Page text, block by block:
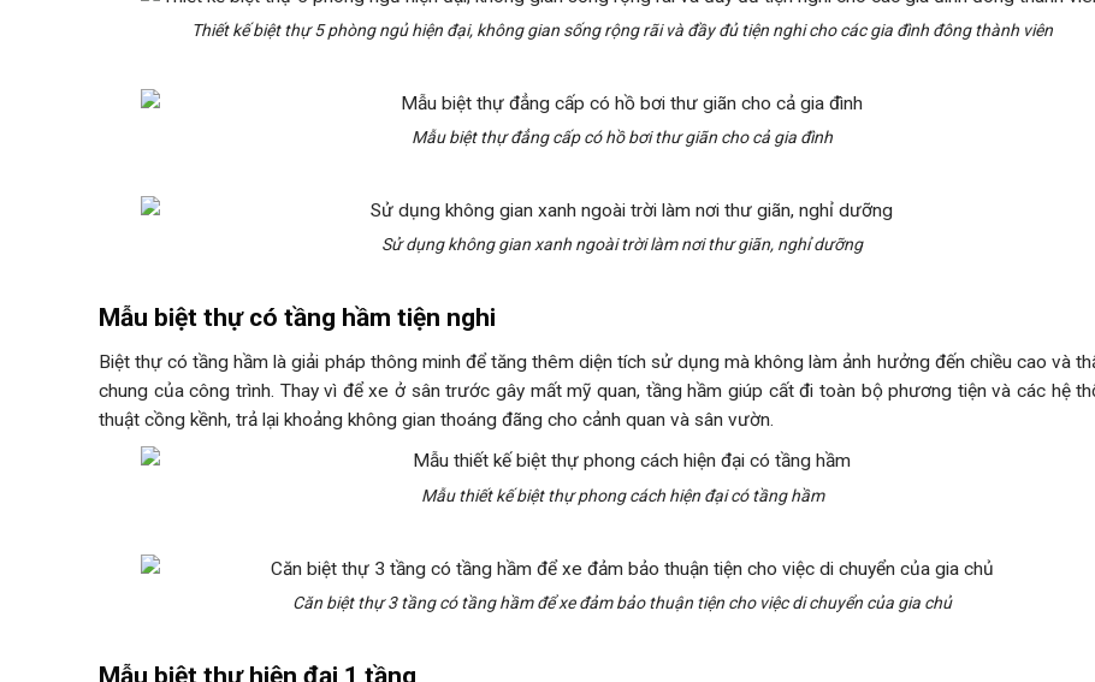
Thiết kế biệt thự 5 phòng ngủ hiện đại, không gian sống rộng rãi và đầy đủ tiện nghi cho các gia đình đông thành viên
Mẫu biệt thự đẳng cấp có hồ bơi thư giãn cho cả gia đình
Sử dụng không gian xanh ngoài trời làm nơi thư giãn, nghỉ dưỡng
Mẫu biệt thự có tầng hầm tiện nghi
Biệt thự có tầng hầm là giải pháp thông minh để tăng thêm diện tích sử dụng mà không làm ảnh hưởng đến chiều cao và
chung của công trình. Thay vì để xe ở sân trước gây mất mỹ quan, tầng hầm giúp cất đi toàn bộ phương tiện và các hệ
thuật cồng kềnh, trả lại khoảng không gian thoáng đãng cho cảnh quan và sân vườn.
Mẫu thiết kế biệt thự phong cách hiện đại có tầng hầm
Căn biệt thự 3 tầng có tầng hầm để xe đảm bảo thuận tiện cho việc di chuyển của gia chủ
Mẫu biệt thự hiện đại 1 tầng